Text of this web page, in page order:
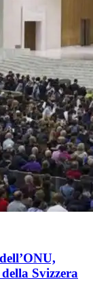
Svizzera